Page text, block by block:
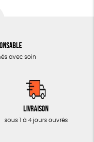
avec soin
Livraison
sous 1 à 4 jours ouvrés